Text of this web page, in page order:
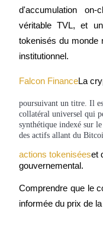
Futures USDC
Copie de Trading
d'accumulation
véritable TVL, et
tokenisés du monde
institutionnel.
Falcon FinanceLa
poursuivant un titre. Il
collatéral universel qui
synthétique indexé sur
des actifs allant du
actions tokeniséeset
gouvernemental.
Comprendre que le
informée du prix de